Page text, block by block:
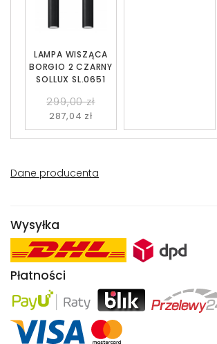
LAMPA WISZĄCA
BORGIO 2 CZARNY
SOLLUX SL.0651
299,00 zł
287,04 zł
Dane producenta
Wysyłka
Płatności